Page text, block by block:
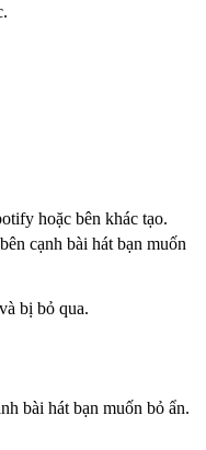
hoặc bên khác tạo.
bên cạnh bài hát bạn muốn
bị bỏ qua.
bài hát bạn muốn bỏ ẩn.